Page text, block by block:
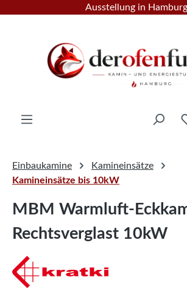
Zum Hauptinhalt springen
Ausstellung in Hamburg
Einbaukamine
Kamineinsätze
Kamineinsätze bis 10kW
MBM Warmluft-
Rechtsverglast 10kW